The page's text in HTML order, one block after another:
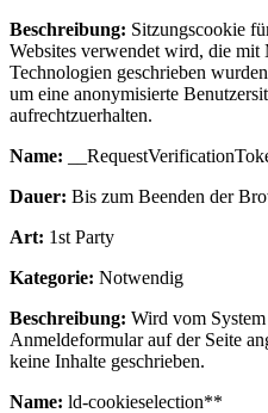
Beschreibung: Sitzungscookie
Websites verwendet wird, die
Technologien geschrieben
um eine anonymisierte
aufrechtzuerhalten.
Name:
Dauer: Bis zum Beenden der
Art: 1st Party
Kategorie: Notwendig
Beschreibung: Wird vom
Anmeldeformular auf der Seite
keine Inhalte geschrieben.
Name: ld-cookieselection**